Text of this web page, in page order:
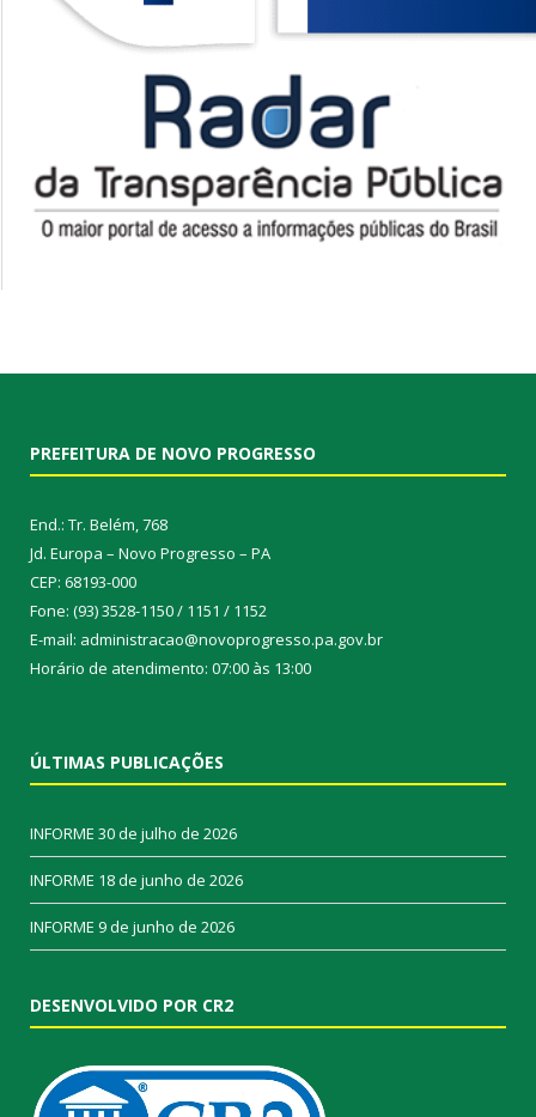
PREFEITURA DE NOVO PROGRESSO
End.: Tr. Belém, 768
Jd. Europa – Novo Progresso – PA
CEP: 68193-000
Fone: (93) 3528-1150 / 1151 / 1152
E-mail: administracao@novoprogresso.pa.gov.br
Horário de atendimento: 07:00 às 13:00
ÚLTIMAS PUBLICAÇÕES
INFORME 30 de julho de 2026
INFORME 18 de junho de 2026
INFORME 9 de junho de 2026
DESENVOLVIDO POR CR2